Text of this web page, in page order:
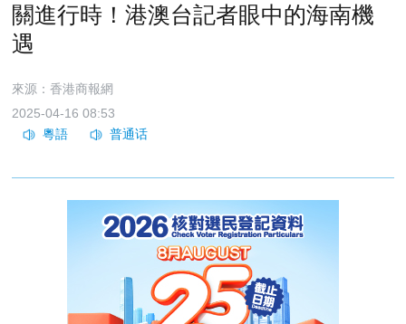
關進行時！港澳台記者眼中的海南機
遇
來源：香港商報網
2025-04-16 08:53